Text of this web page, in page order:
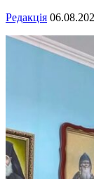
Редакція